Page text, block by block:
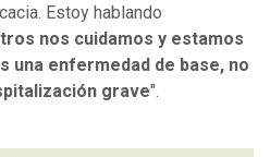
Estoy hablando
nos cuidamos y estamos
una enfermedad de base, no
grave".